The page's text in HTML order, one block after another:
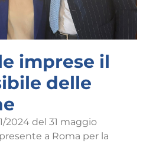
imprese il
delle
2024 del 31 maggio
a Roma per la